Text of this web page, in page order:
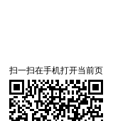
扫一扫在手机打开当前页